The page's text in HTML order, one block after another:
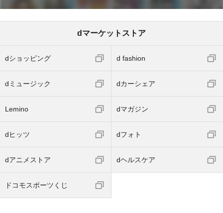
dマーケットストア
dショッピング d fashion
dミュージック dカーシェア
Lemino dマガジン
dヒッツ dフォト
dアニメストア dヘルスケア
ドコモスポーツくじ